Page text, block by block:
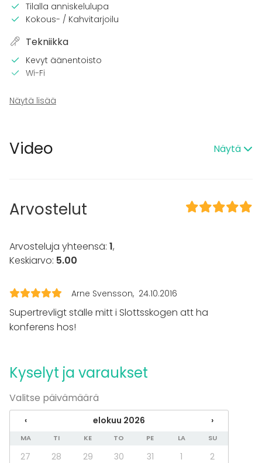
Tilalla anniskelulupa
Kokous- / Kahvitarjoilu
Tekniikka
Kevyt äänentoisto
Wi-Fi
Tilaan kuuluu
Outdoor area
Esteetön tila
Astiasto
Tapahtumatyypit
Häät
Illallinen / lounas
Kokous
Seminaari / konferenssi
Company Party
Team building / Recreation
Tilatyypit
Juhlasali
Ravintola
Kartano / Huvila
Näytä lisää
Video Näytä
Arvostelut
Arvosteluja yhteensä: 1,
Keskiarvo: 5.00
Arne Svensson 24.10.2016
Supertrevligt ställe mitt i Slottsskogen att ha
konferens hos!
Kyselyt ja varaukset
Valitse päivämäärä
‹ elokuu 2026 ›
MA TI KE TO PE LA SU
27 28 29 30 31 1
2